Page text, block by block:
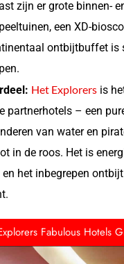
zijn er grote binnen-
een XD-
ontbijtbuffet is
Het Explorers is
partnerhotels – een
van water en
in de roos. Het is
en het inbegrepen
Fabulous Hotels